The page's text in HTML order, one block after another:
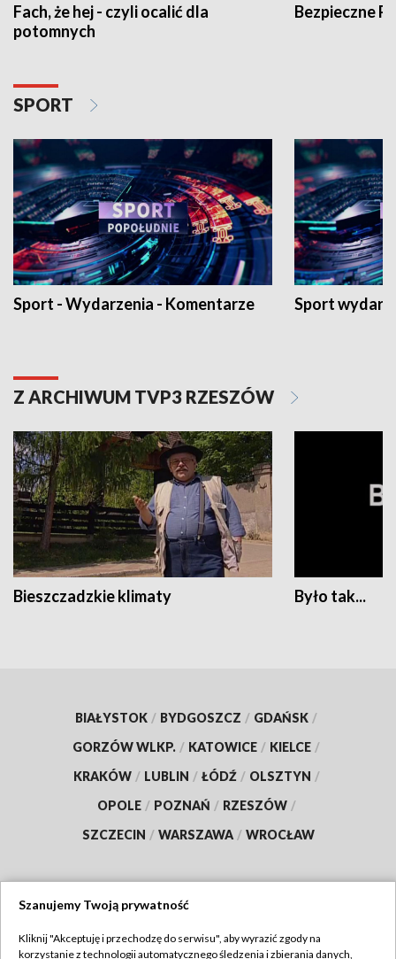
Fach, że hej - czyli ocalić dla
potomnych
Bezpieczne
SPORT
Sport - Wydarzenia - Komentarze Sport
Z ARCHIWUM TVP3 RZESZÓW
Bieszczadzkie klimaty Było tak...
BIAŁYSTOK / BYDGOSZCZ / GDAŃSK /
GORZÓW WLKP. / KATOWICE / KIELCE /
KRAKÓW / LUBLIN / ŁÓDŹ / OLSZTYN /
OPOLE / POZNAŃ / RZESZÓW /
SZCZECIN / WARSZAWA / WROCŁAW
Szanujemy Twoją prywatność
Kliknij "Akceptuję i przechodzę do serwisu", aby wyrazić zgody na
korzystanie z technologii automatycznego śledzenia i zbierania danych,